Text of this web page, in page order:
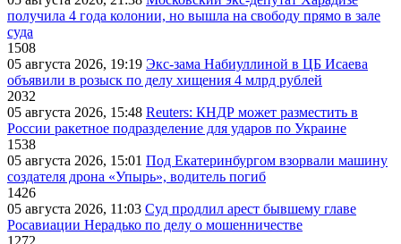
получила 4 года колонии, но вышла на свободу прямо в зале
суда
1508
05 августа 2026, 19:19 Экс-зама Набиуллиной в ЦБ Исаева
объявили в розыск по делу хищения 4 млрд рублей
2032
05 августа 2026, 15:48 Reuters: КНДР может разместить в
России ракетное подразделение для ударов по Украине
1538
05 августа 2026, 15:01 Под Екатеринбургом взорвали машину
создателя дрона «Упырь», водитель погиб
1426
05 августа 2026, 11:03 Суд продлил арест бывшему главе
Росавиации Нерадько по делу о мошенничестве
1272